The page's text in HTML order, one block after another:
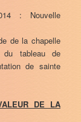
: Nouvelle
de la chapelle
du tableau de
de sainte
DE LA